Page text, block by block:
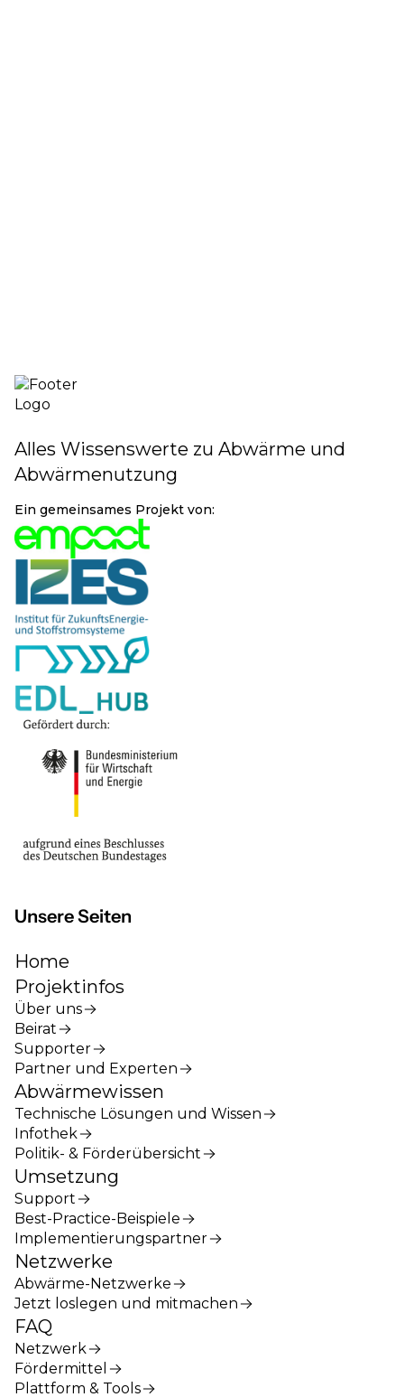
Alles Wissenswerte zu Abwärme und
Abwärmenutzung
Ein gemeinsames Projekt von:
Unsere Seiten
Home
Projektinfos
Über uns
Beirat
Supporter
Partner und Experten
Abwärmewissen
Technische Lösungen und Wissen
Infothek
Politik- & Förderübersicht
Umsetzung
Support
Best-Practice-Beispiele
Implementierungspartner
Netzwerke
Abwärme-Netzwerke
Jetzt loslegen und mitmachen
FAQ
Netzwerk
Fördermittel
Plattform & Tools